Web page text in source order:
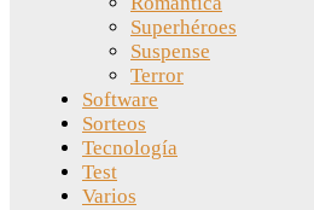
Superhéroes
Suspense
Terror
Software
Sorteos
Tecnología
Test
Varios